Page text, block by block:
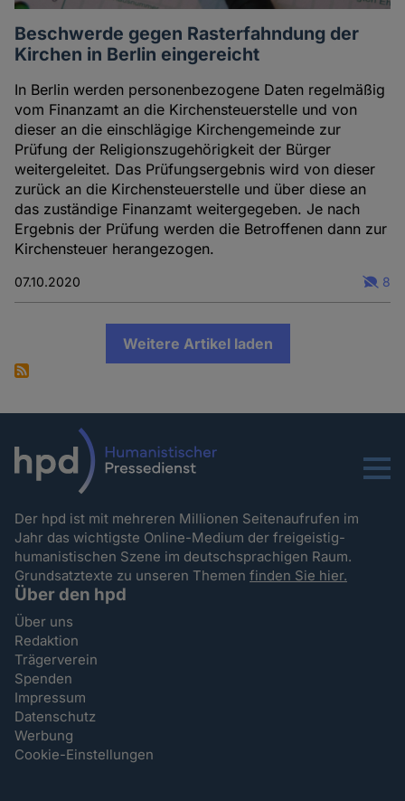
Beschwerde gegen Rasterfahndung der
Kirchen in Berlin eingereicht
In Berlin werden personenbezogene Daten regelmäßig
vom Finanzamt an die Kirchensteuerstelle und von
dieser an die einschlägige Kirchengemeinde zur
Prüfung der Religionszugehörigkeit der Bürger
weitergeleitet. Das Prüfungsergebnis wird von dieser
zurück an die Kirchensteuerstelle und über diese an
das zuständige Finanzamt weitergegeben. Je nach
Ergebnis der Prüfung werden die Betroffenen dann zur
Kirchensteuer herangezogen.
07.10.2020 8
Weitere Artikel laden
Menu
Der hpd ist mit mehreren Millionen Seitenaufrufen im
Jahr das wichtigste Online-Medium der freigeistig-
humanistischen Szene im deutschsprachigen Raum.
Grundsatztexte zu unseren Themenfinden Sie hier.
Über den hpd
Über uns
Redaktion
Trägerverein
Spenden
Impressum
Datenschutz
Werbung
Cookie-Einstellungen